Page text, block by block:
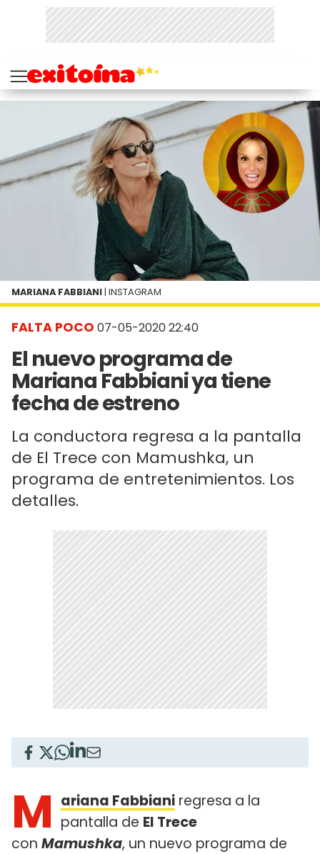
FALTA POCO 07-05-2020 22:40
El nuevo programa de
Mariana Fabbiani ya tiene
fecha de estreno
La conductora regresa a la pantalla
de El Trece con Mamushka, un
programa de entretenimientos. Los
detalles.
MARIANA FABBIANI | INSTAGRAM
M ariana Fabbiani regresa a la
pantalla de El Trece
con Mamushka, un nuevo programa de